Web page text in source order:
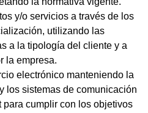
y/o servicios a través de los
utilizando las
a la tipología del cliente y a
la empresa.
electrónico manteniendo la
los sistemas de comunicación
cumplir con los objetivos